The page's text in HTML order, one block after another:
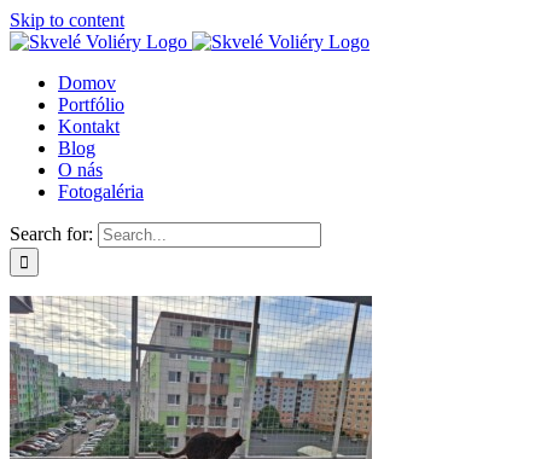
Skip to content
Domov
Portfólio
Kontakt
Blog
O nás
Fotogaléria
Search for: